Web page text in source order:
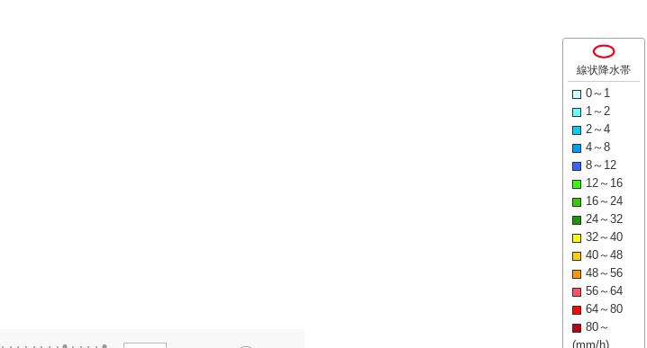
線状降水帯
0～1
1～2
2～4
4～8
8～12
12～16
16～24
24～32
32～40
40～48
48～56
56～64
64～80
80～
(mm/h)